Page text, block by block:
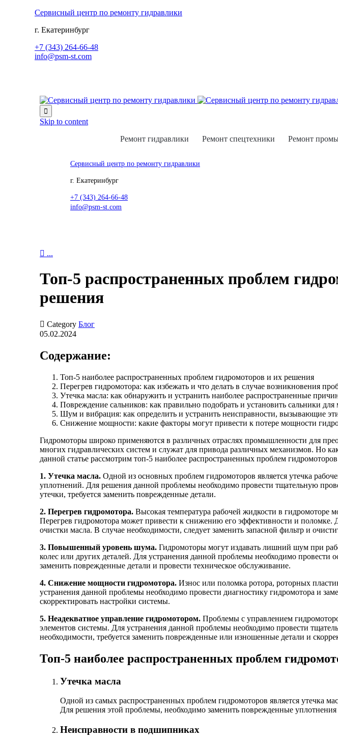
Сервисный центр по ремонту гидравлики
г. Екатеринбург
+7 (343) 264-66-48
info@psm-st.com

Skip to content
Ремонт гидравлики
Ремонт спецтехники Ремонт
Сервисный центр по ремонту гидравлики
г. Екатеринбург
+7 (343) 264-66-48
info@psm-st.com
 ...
Топ-5 распространенных проблем
решения
 Category Блог
05.02.2024
Содержание:
Топ-5 наиболее распространенных проблем гидромоторов и их решения
Перегрев гидромотора: как избежать и что делать в случае возникновения
Утечка масла: как обнаружить и устранить наиболее распространенные
Повреждение сальников: как правильно подобрать и установить сальники
Шум и вибрация: как определить и устранить неисправности, вызывающие
Снижение мощности: какие факторы могут привести к потере мощности
Гидромоторы широко применяются в различных отраслях промышленности для
многих гидравлических систем и служат для привода различных механизмов.
данной статье рассмотрим топ-5 наиболее распространенных проблем
1. Утечка масла. Одной из основных проблем гидромоторов является утечка
уплотнений. Для решения данной проблемы необходимо провести тщательную
утечки, требуется заменить поврежденные детали.
2. Перегрев гидромотора. Высокая температура рабочей жидкости в гидромоторе
Перегрев гидромотора может привести к снижению его эффективности и
очистки масла. В случае необходимости, следует заменить запасной фильтр и
3. Повышенный уровень шума. Гидромоторы могут издавать лишний шум при
колес или других деталей. Для устранения данной проблемы необходимо провести
заменить поврежденные детали и провести техническое обслуживание.
4. Снижение мощности гидромотора. Износ или поломка ротора, роторных
устранения данной проблемы необходимо провести диагностику гидромотора и
скорректировать настройки системы.
5. Неадекватное управление гидромотором. Проблемы с управлением
элементов системы. Для устранения данной проблемы необходимо провести
необходимости, требуется заменить поврежденные или изношенные детали и
Топ-5 наиболее распространенных проблем
Утечка масла
Одной из самых распространенных проблем гидромоторов является утечка
Для решения этой проблемы, необходимо заменить поврежденные уплотнения
Неисправности в подшипниках